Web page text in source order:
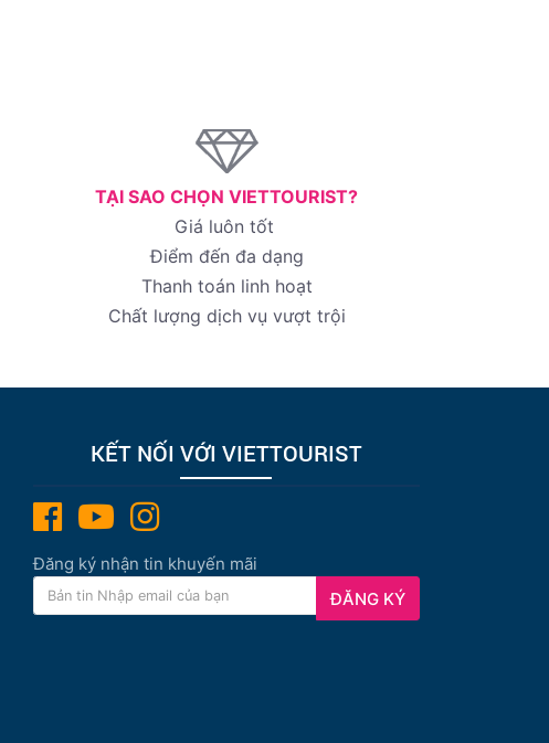
TẠI SAO CHỌN VIETTOURIST?
Giá luôn tốt
Điểm đến đa dạng
Thanh toán linh hoạt
Chất lượng dịch vụ vượt trội
KẾT NỐI VỚI VIETTOURIST
Đăng ký nhận tin khuyến mãi
ĐĂNG KÝ